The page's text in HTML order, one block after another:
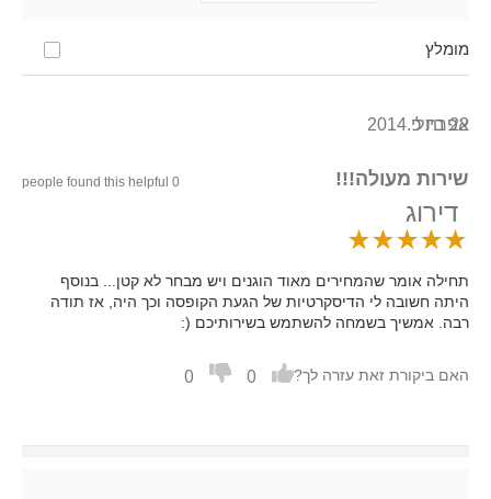
מומלץ
אפרת כ.
22 ביולי 2014
שירות מעולה!!! 0 people found this helpful
דירוג
תחילה אומר שהמחירים מאוד הוגנים ויש מבחר לא קטן... בנוסף
היתה חשובה לי הדיסקרטיות של הגעת הקופסה וכך היה, אז תודה
רבה. אמשיך בשמחה להשתמש בשירותיכם (:
האם ביקורת זאת עזרה לך? 0
0